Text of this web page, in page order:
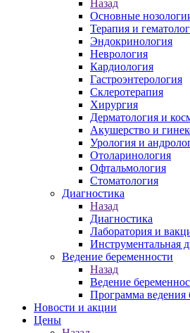
Назад
Основные
Терапия и
Эндокринология
Неврология
Кардиология
Гастроэнтерология
Склеротерапия
Хирургия
Дерматология и
Акушерство и
Урология и
Отоларинология
Офтальмология
Стоматология
Диагностика
Назад
Диагностика
Лаборатория и
Инструментальная
Ведение беременности
Назад
Ведение
Программа ведения
Новости и акции
Цены